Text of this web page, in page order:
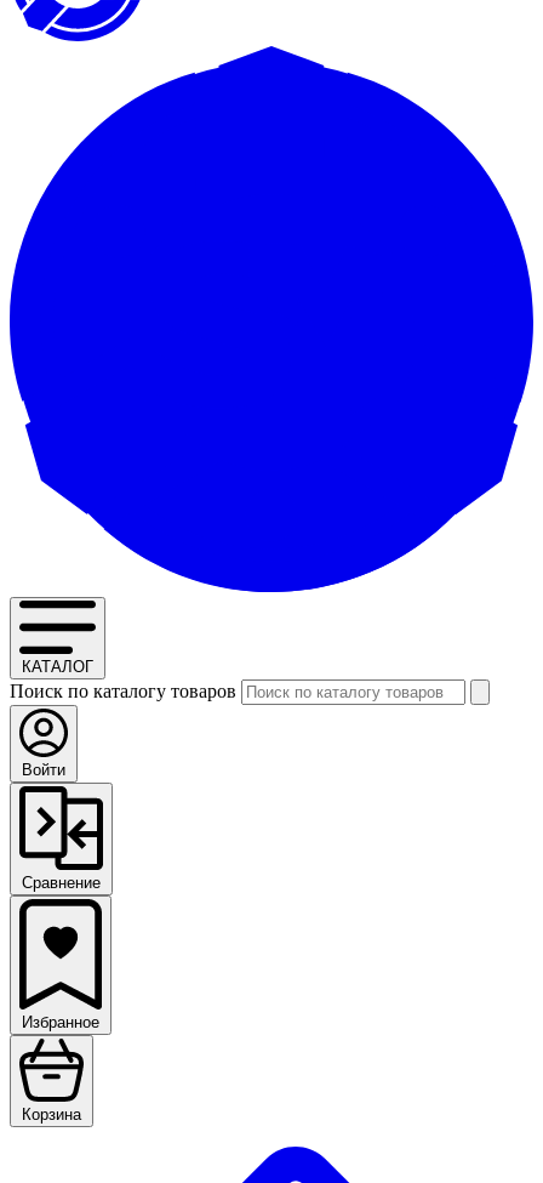
КАТАЛОГ
Поиск по каталогу товаров
Войти
Сравнение
Избранное
Корзина